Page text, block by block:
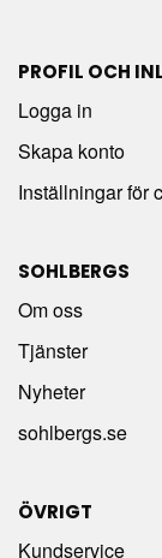
PROFIL OCH
Logga in
Skapa konto
Inställningar för
SOHLBERGS
Om oss
Tjänster
Nyheter
sohlbergs.se
ÖVRIGT
Kundservice